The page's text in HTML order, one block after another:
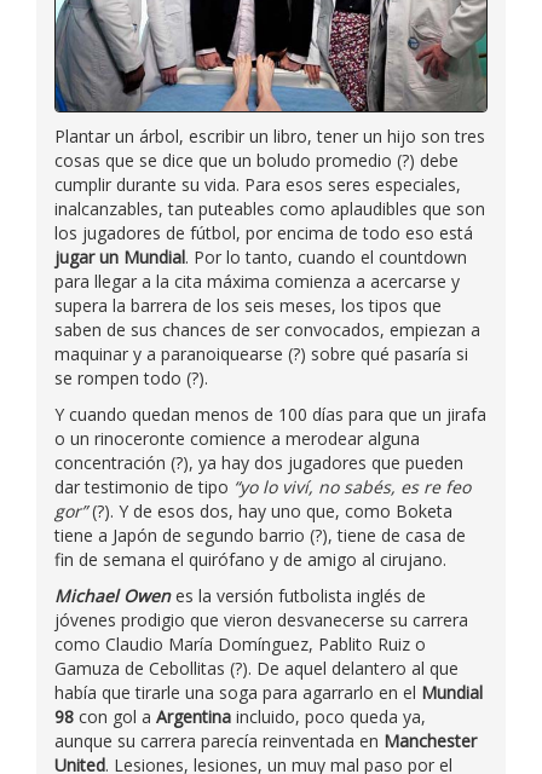
Plantar un árbol, escribir un libro, tener un hijo son tres
cosas que se dice que un boludo promedio (?) debe
cumplir durante su vida. Para esos seres especiales,
inalcanzables, tan puteables como aplaudibles que son
los jugadores de fútbol, por encima de todo eso está
jugar un Mundial. Por lo tanto, cuando el countdown
para llegar a la cita máxima comienza a acercarse y
supera la barrera de los seis meses, los tipos que
saben de sus chances de ser convocados, empiezan a
maquinar y a paranoiquearse (?) sobre qué pasaría si
se rompen todo (?).
Y cuando quedan menos de 100 días para que un jirafa
o un rinoceronte comience a merodear alguna
concentración (?), ya hay dos jugadores que pueden
dar testimonio de tipo “yo lo viví, no sabés, es re feo
gor”(?). Y de esos dos, hay uno que, como Boketa
tiene a Japón de segundo barrio (?), tiene de casa de
fin de semana el quirófano y de amigo al cirujano.
Michael Owenes la versión futbolista inglés de
jóvenes prodigio que vieron desvanecerse su carrera
como Claudio María Domínguez, Pablito Ruiz o
Gamuza de Cebollitas (?). De aquel delantero al que
había que tirarle una soga para agarrarlo en el Mundial
98 con gol a Argentina incluido, poco queda ya,
aunque su carrera parecía reinventada en Manchester
United. Lesiones, lesiones, un muy mal paso por el